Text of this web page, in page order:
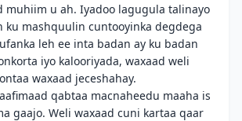
muhiim u ah. Iyadoo lagugula talinayo
ku mashquulin cuntooyinka degdega
leh ee inta badan ay ku badan
iyo kalooriyada, waxaad weli
waxaad jeceshahay.
qabtaa macnaheedu maaha is
gaajo. Weli waxaad cuni kartaa qaar